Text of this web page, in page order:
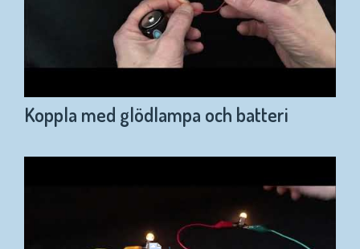
Koppla med glödlampa och batteri